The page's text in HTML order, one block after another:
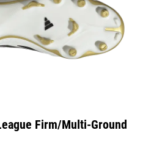
Firm/Multi-Ground